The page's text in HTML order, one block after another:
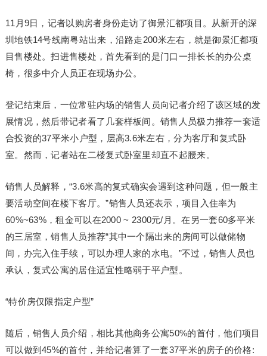
11月9日，记者以购房者身份走访了御景汇都项目。从新开的深
圳地铁14号线南粤站出来，沿路走200米左右，就是御景汇都项
目售楼处。扫进售楼处，首先看到的是门口一排长长的办公桌
椅，很多中介人员正在现场办公。
登记结束后，一位常驻内场的销售人员向记者介绍了该区域的发
展情况，然后带记者看了几套样板间。销售人员极力推荐一套适
合投资的37平米小户型，层高3.6米左右，分为客厅和复式卧
室。然而，记者站在二楼复式卧室里却直不起腰来。
销售人员解释，“3.6米高的复式确实会遇到这种问题，但一般主
要活动空间在楼下客厅。”销售人员还表示，项目入住率为
60%~63%，租金可以在2000 ~ 2300元/月。在另一套60多平米
的三居室，销售人员推荐“其中一个隔出来的房间可以做储物
间，办完入住手续，可以办理人家的水电。”不过，销售人员也
承认，复式公寓的居住适宜性略弱于平户型。
“特价房仅限指定户型”
随后，销售人员介绍，相比其他商务公寓50%的首付，他们项目
可以做到45%的首付，并给记者算了一套37平米的房子的价格: